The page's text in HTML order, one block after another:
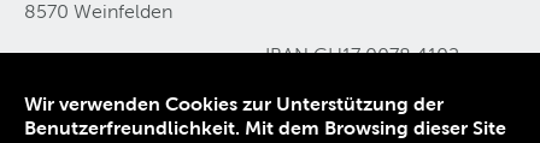
8570 Weinfelden
IBAN CH17 0078 4102
E-Mailinfo@eit-thurgau
Wir verwenden Cookies zur Unterstützung der
Benutzerfreundlichkeit. Mit dem Browsing dieser Site